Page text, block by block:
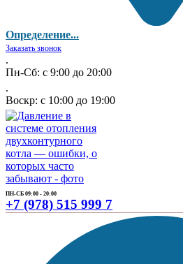
Определение...
Заказать звонок
.
Пн-Сб: с 9:00 до 20:00
.
Воскр: с 10:00 до 19:00
ПН-СБ 09:00 - 20:00
+7 (978) 515 999 7